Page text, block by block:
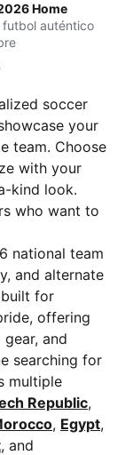
Home
Green Lagoon
auténtico
soccer
your
team. Choose
with your
kind look.
who want to
national team
and alternate
for
offering
and
searching for
multiple
Republic,
, Egypt,
, and